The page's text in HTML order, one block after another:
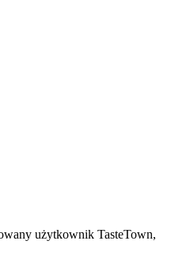
użytkownik TasteTown,